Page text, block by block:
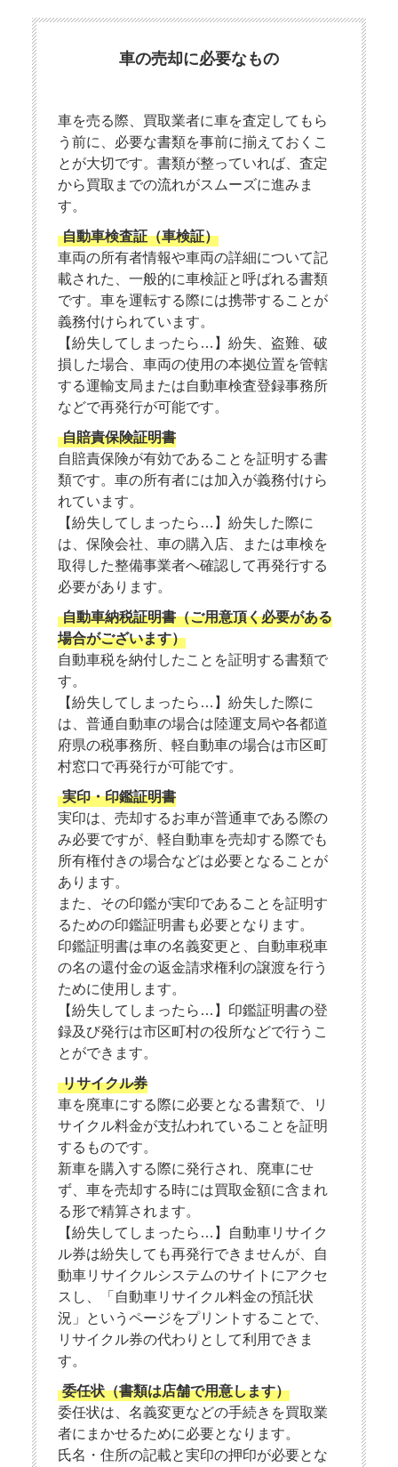
車の売却に必要なもの
車を売る際、買取業者に車を査定してもら
う前に、必要な書類を事前に揃えておくこ
とが大切です。書類が整っていれば、査定
から買取までの流れがスムーズに進みま
す。
自動車検査証（車検証）
車両の所有者情報や車両の詳細について記
載された、一般的に車検証と呼ばれる書類
です。車を運転する際には携帯することが
義務付けられています。
【紛失してしまったら…】紛失、盗難、破
損した場合、車両の使用の本拠位置を管轄
する運輸支局または自動車検査登録事務所
などで再発行が可能です。
自賠責保険証明書
自賠責保険が有効であることを証明する書
類です。車の所有者には加入が義務付けら
れています。
【紛失してしまったら…】紛失した際に
は、保険会社、車の購入店、または車検を
取得した整備事業者へ確認して再発行する
必要があります。
自動車納税証明書（ご用意頂く必要がある
場合がございます）
自動車税を納付したことを証明する書類で
す。
【紛失してしまったら…】紛失した際に
は、普通自動車の場合は陸運支局や各都道
府県の税事務所、軽自動車の場合は市区町
村窓口で再発行が可能です。
実印・印鑑証明書
実印は、売却するお車が普通車である際の
み必要ですが、軽自動車を売却する際でも
所有権付きの場合などは必要となることが
あります。
また、その印鑑が実印であることを証明す
るための印鑑証明書も必要となります。
印鑑証明書は車の名義変更と、自動車税車
の名の還付金の返金請求権利の譲渡を行う
ために使用します。
【紛失してしまったら…】印鑑証明書の登
録及び発行は市区町村の役所などで行うこ
とができます。
リサイクル券
車を廃車にする際に必要となる書類で、リ
サイクル料金が支払われていることを証明
するものです。
新車を購入する際に発行され、廃車にせ
ず、車を売却する時には買取金額に含まれ
る形で精算されます。
【紛失してしまったら…】自動車リサイク
ル券は紛失しても再発行できませんが、自
動車リサイクルシステムのサイトにアクセ
スし、「自動車リサイクル料金の預託状
況」というページをプリントすることで、
リサイクル券の代わりとして利用できま
す。
委任状（書類は店舗で用意します）
委任状は、名義変更などの手続きを買取業
者にまかせるために必要となります。
氏名・住所の記載と実印の押印が必要とな